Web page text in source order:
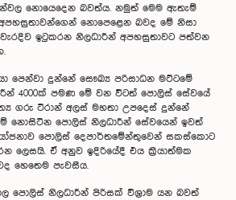
නොයෙදෙන බවත්ය. නමුත් මෙම ඇතැම්
නොපෙළෙන බවද මේ නිසා
ඉටුකරන නිලධාරීන් අපහසුතාවට පත්වන
පෙන්වා දුන්නේ සෞඛ්‍ය පරිසාධන මට්ටමේ
4000ක් පමණ මේ වන විටත් පොලිස් සේවයේ
ගරු ටිරාන් අලස් මහතා උපදෙස් දුන්නේ
නොසිටින පොලිස් නිලධාරීන් සේවයෙන් ඉවත්
පොලිස් දෙපාර්තමේන්තුවෙන් සකස්කොට
ලෙසයි. ඒ අනුව ඉදිරියේදී එය ක්‍රියාත්මක
හෙතෙම පැවසීය.
පොලිස් නිලධාරීන් පිරිසක් විශ්‍රාම යන බවත්